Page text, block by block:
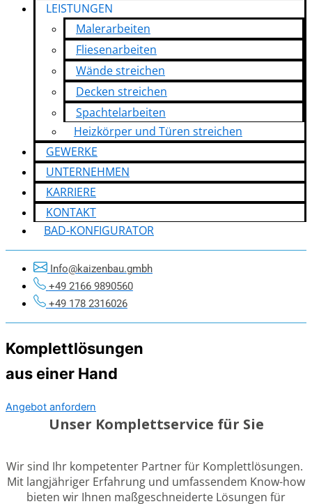
LEISTUNGEN
Malerarbeiten
Fliesenarbeiten
Wände streichen
Decken streichen
Spachtelarbeiten
Heizkörper und Türen streichen
GEWERKE
UNTERNEHMEN
KARRIERE
KONTAKT
BAD-KONFIGURATOR
Info@kaizenbau.gmbh
+49 2166 9890560
+49 178 2316026
Komplettlösungen
aus einer Hand
Angebot anfordern
Unser Komplettservice für Sie
Wir sind Ihr kompetenter Partner für Komplettlösungen.
Mit langjähriger Erfahrung und umfassendem Know-how
bieten wir Ihnen maßgeschneiderte Lösungen für